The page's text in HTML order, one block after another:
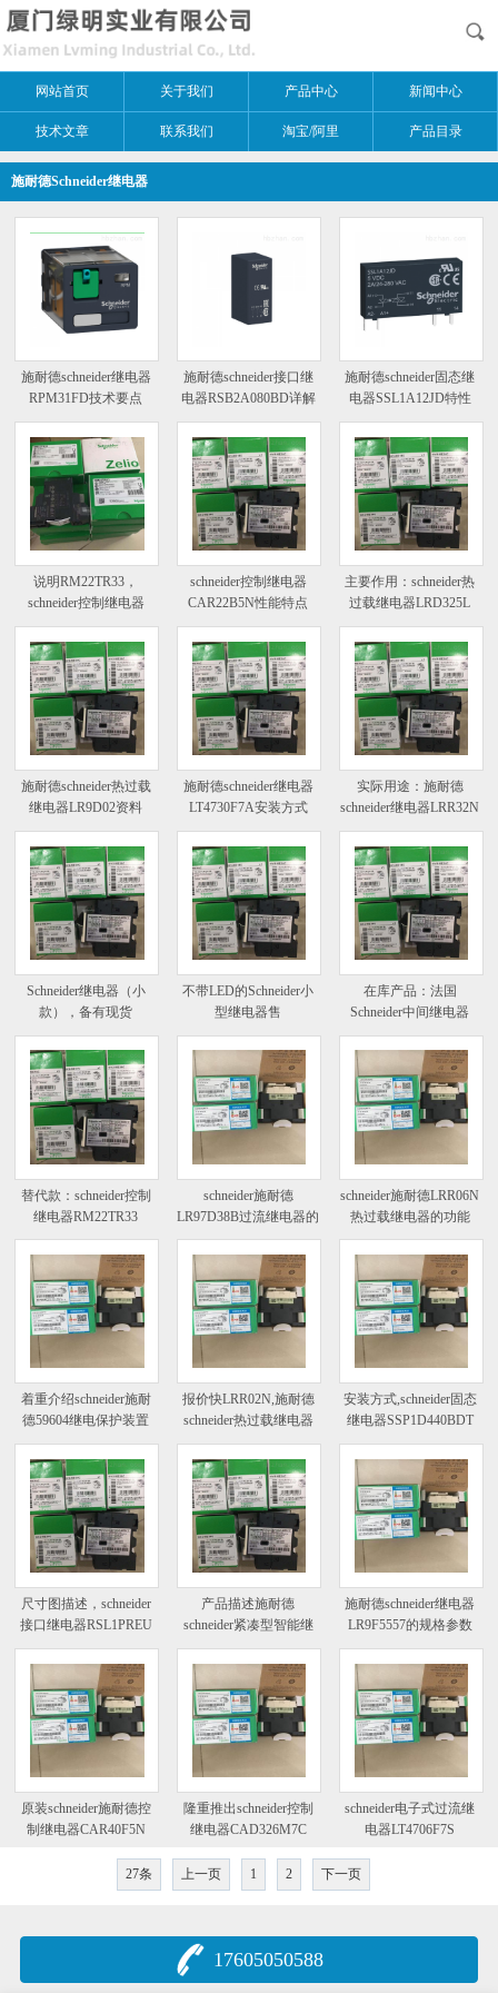
网站首页 关于我们 产品中心 新闻中心
技术文章 联系我们 淘宝/阿里 产品目录
施耐德Schneider继电器
施耐德schneider继电器
RPM31FD技术要点
施耐德schneider接口继
电器RSB2A080BD详解
施耐德schneider固态继
电器SSL1A12JD特性
说明RM22TR33，
schneider控制继电器
schneider控制继电器
CAR22B5N性能特点
主要作用：schneider热
过载继电器LRD325L
施耐德schneider热过载
继电器LR9D02资料
施耐德schneider继电器
LT4730F7A安装方式
实际用途：施耐德
schneider继电器LRR32N
Schneider继电器（小
款），备有现货
不带LED的Schneider小
型继电器售
在库产品：法国
Schneider中间继电器
替代款：schneider控制
继电器RM22TR33
schneider施耐德
LR97D38B过流继电器的
schneider施耐德LRR06N
热过载继电器的功能
着重介绍schneider施耐
德59604继电保护装置
报价快LRR02N,施耐德
schneider热过载继电器
安装方式,schneider固态
继电器SSP1D440BDT
尺寸图描述，schneider
接口继电器RSL1PREU
产品描述施耐德
schneider紧凑型智能继
电器
施耐德schneider继电器
LR9F5557的规格参数
原装schneider施耐德控
制继电器CAR40F5N
隆重推出schneider控制
继电器CAD326M7C
schneider电子式过流继
电器LT4706F7S
27条 上一页 1 2 下一页
17605050588